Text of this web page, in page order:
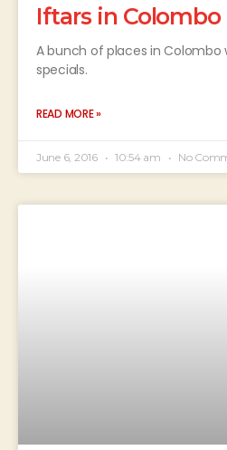
Iftars in Colombo
A bunch of places in
specials.
READ MORE »
June 6, 2016 10:54 am No